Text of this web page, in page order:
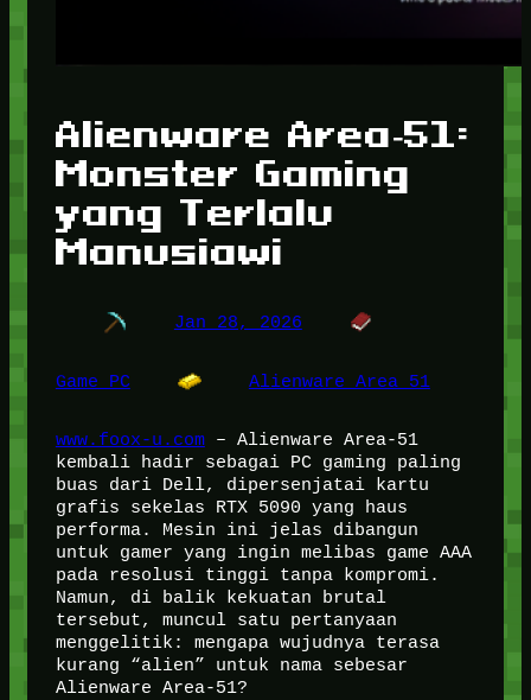
Alienware Area‑51:
Monster Gaming
yang Terlalu
Manusiawi
Jan 28, 2026
Game PC Alienware Area 51
www.foox-u.com– Alienware Area-51
kembali hadir sebagai PC gaming paling
buas dari Dell, dipersenjatai kartu
grafis sekelas RTX 5090 yang haus
performa. Mesin ini jelas dibangun
untuk gamer yang ingin melibas game AAA
pada resolusi tinggi tanpa kompromi.
Namun, di balik kekuatan brutal
tersebut, muncul satu pertanyaan
menggelitik: mengapa wujudnya terasa
kurang “alien” untuk nama sebesar
Alienware Area-51?